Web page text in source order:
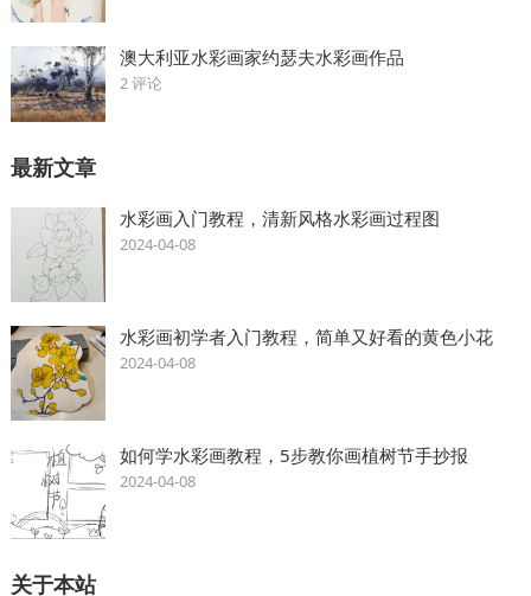
澳大利亚水彩画家约瑟夫水彩画作品
2 评论
最新文章
水彩画入门教程，清新风格水彩画过程图
2024-04-08
水彩画初学者入门教程，简单又好看的黄色小花
2024-04-08
如何学水彩画教程，5步教你画植树节手抄报
2024-04-08
关于本站